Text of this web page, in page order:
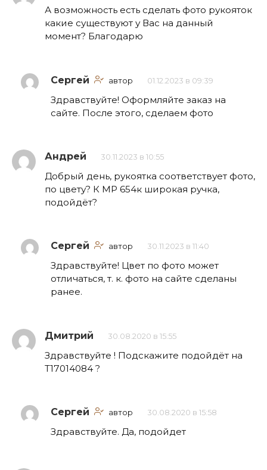
А возможность есть сделать фото рукояток
какие существуют у Вас на данный
момент? Благодарю
Сергей автор 01.12.2023 в 09:39
Здравствуйте! Оформляйте заказ на
сайте. После этого, сделаем фото
Андрей 30.11.2023 в 10:55
Добрый день, рукоятка соответствует фото,
по цвету? К МР 654к широкая ручка,
подойдёт?
Сергей автор 30.11.2023 в 11:40
Здравствуйте! Цвет по фото может
отличаться, т. к. фото на сайте сделаны
ранее.
Дмитрий 30.08.2020 в 15:55
Здравствуйте ! Подскажите подойдёт на
Т17014084 ?
Сергей автор 30.08.2020 в 15:58
Здравствуйте. Да, подойдет